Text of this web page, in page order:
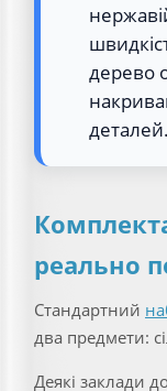
дерево
деталей.
реально
Стандартний
два предмети:
Деякі заклади